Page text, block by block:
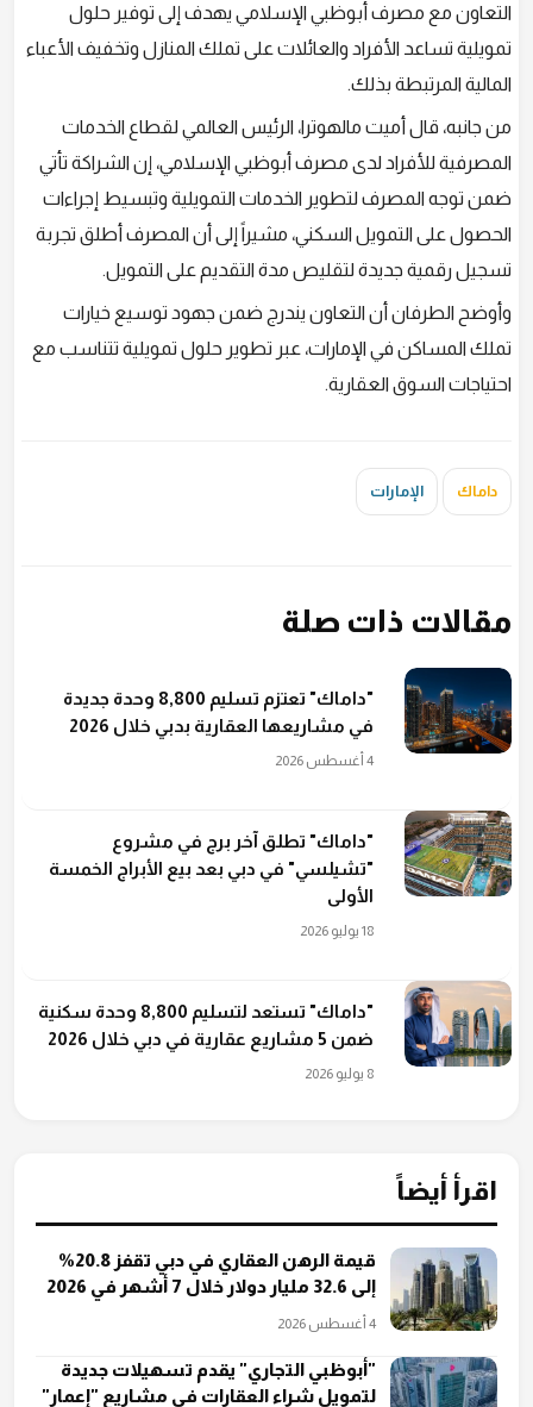
التعاون مع مصرف أبوظبي الإسلامي يهدف إلى توفير حلول
تمويلية تساعد الأفراد والعائلات على تملك المنازل وتخفيف الأعباء
المالية المرتبطة بذلك.
من جانبه، قال أميت مالهوترا، الرئيس العالمي لقطاع الخدمات
المصرفية للأفراد لدى مصرف أبوظبي الإسلامي، إن الشراكة تأتي
ضمن توجه المصرف لتطوير الخدمات التمويلية وتبسيط إجراءات
الحصول على التمويل السكني، مشيراً إلى أن المصرف أطلق تجربة
تسجيل رقمية جديدة لتقليص مدة التقديم على التمويل.
وأوضح الطرفان أن التعاون يندرج ضمن جهود توسيع خيارات
تملك المساكن في الإمارات، عبر تطوير حلول تمويلية تتناسب مع
احتياجات السوق العقارية.
داماك الإمارات
مقالات ذات صلة
"داماك" تعتزم تسليم 8,800 وحدة جديدة
في مشاريعها العقارية بدبي خلال 2026
4 أغسطس 2026
"داماك" تطلق آخر برج في مشروع
"تشيلسي" في دبي بعد بيع الأبراج الخمسة
الأولى
18 يوليو 2026
"داماك" تستعد لتسليم 8,800 وحدة سكنية
ضمن 5 مشاريع عقارية في دبي خلال 2026
8 يوليو 2026
اقرأ أيضاً
قيمة الرهن العقاري في دبي تقفز 20.8%
إلى 32.6 مليار دولار خلال 7 أشهر في 2026
4 أغسطس 2026
"أبوظبي التجاري" يقدم تسهيلات جديدة
لتمويل شراء العقارات في مشاريع "إعمار"